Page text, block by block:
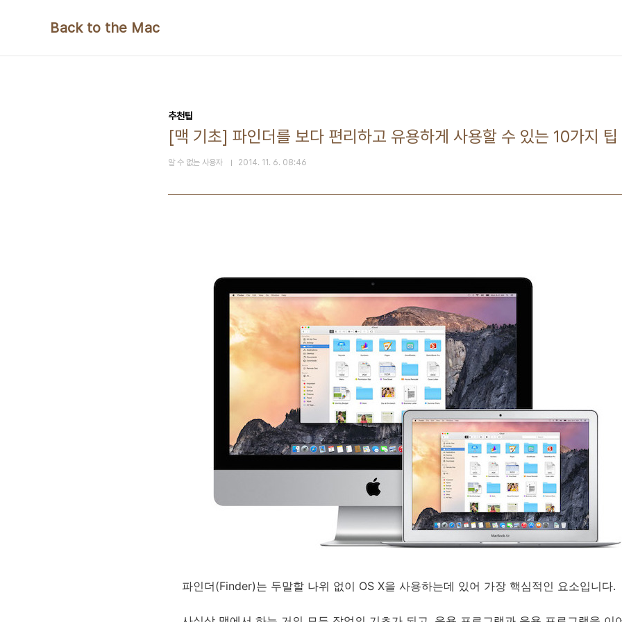
Back to the Mac
추천팁
[맥 기초] 파인더를 보다 편리하고 유용하게 사용할 수 있는 10가지 팁
알 수 없는 사용자 2014. 11. 6. 08:46
파인더(Finder)는 두말할 나위 없이 OS X을 사용하는데 있어 가장 핵심적인 요소입니다.